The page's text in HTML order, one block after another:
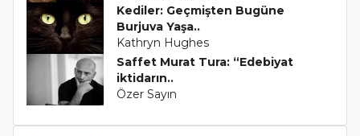
Kediler: Geçmişten Bugüne
Burjuva Yaşa..
Kathryn Hughes
Saffet Murat Tura: “Edebiyat
iktidarın..
Özer Sayın